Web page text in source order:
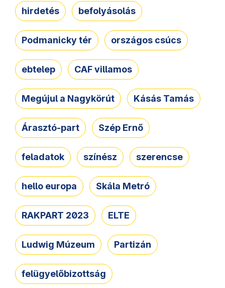
hirdetés befolyásolás
Podmanicky tér országos csúcs
ebtelep CAF villamos
Megújul a Nagykörút Kásás Tamás
Árasztó-part Szép Ernő
feladatok színész szerencse
hello europa Skála Metró
RAKPART 2023 ELTE
Ludwig Múzeum Partizán
felügyelőbizottság